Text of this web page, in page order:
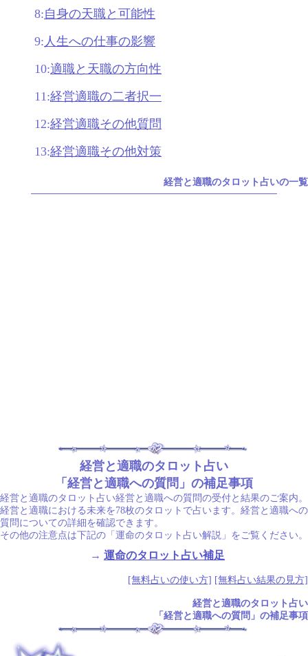
8:自身の天職と可能性
9: 人生への仕事の影響
10:適職と天職の方向性
11:経営適職の二者択一
12:経営適職その他質問
13:経営適職その他対策
経営と適職のタロット占いの一覧
経営と適職のタロット占い
「経営と適職への質問」の補足事項
経営と適職のタロット占い経営と適職への質問の受付と結果のご案内。
経営と適職における未来を78枚のタロットで占います。経営と適職への
質問についての詳細を確認できます。
その他の注意点は下記の「運命のタロット占い解説」をご覧ください。
→ 運命のタロット占い補足
[無料占いの使い方] [無料占い結果の見方]
経営と適職のタロット占い
「経営と適職への質問」の補足事項